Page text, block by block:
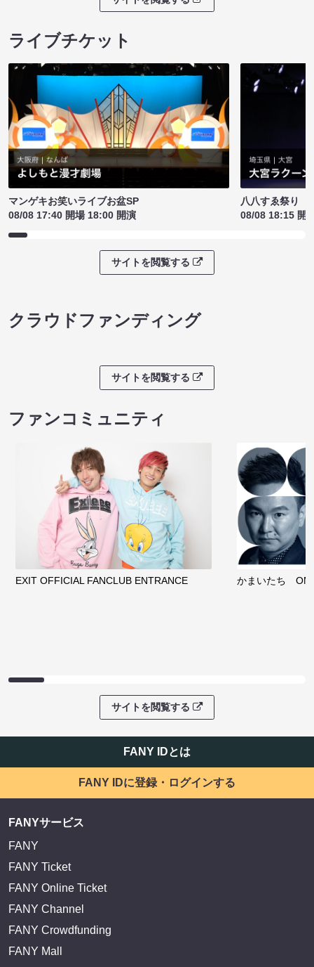
ライブチケット
マンゲキお笑いライブお盆SP
08/08 17:40 開場 18:00 開演
八八すゑ祭り
08/08 18:15 開
サイトを閲覧する
クラウドファンディング
サイトを閲覧する
ファンコミュニティ
EXIT OFFICIAL FANCLUB ENTRANCE かまいたち
サイトを閲覧する
FANY IDとは
FANY IDに登録・ログインする
FANYサービス
FANY
FANY Ticket
FANY Online Ticket
FANY Channel
FANY Crowdfunding
FANY Mall